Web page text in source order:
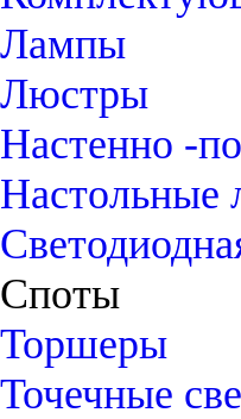
Лампы
Люстры
Настенно -
Настольные
Споты
Торшеры
Точечные